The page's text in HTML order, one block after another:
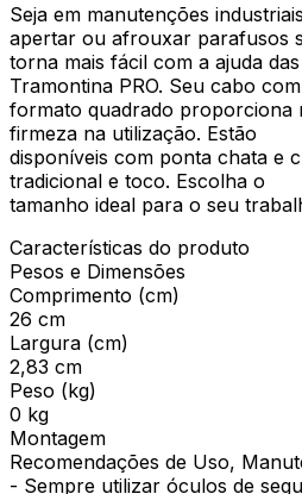
Seja em manutenções
apertar ou afrouxar parafusos
torna mais fácil com a ajuda
Tramontina PRO. Seu cabo com
formato quadrado proporciona
firmeza na utilização. Estão
disponíveis com ponta chata e
tradicional e toco. Escolha o
tamanho ideal para o seu
Características do produto
Pesos e Dimensões
Comprimento (cm)
26 cm
Largura (cm)
2,83 cm
Peso (kg)
0 kg
Montagem
Recomendações de Uso,
- Sempre utilizar óculos de